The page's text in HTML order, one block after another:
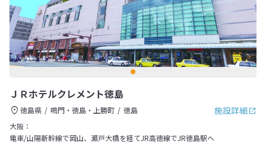
ＪＲホテルクレメント徳島
施設詳細
徳島県 鳴門・徳島・上勝町
徳島
大阪：
電車/山陽新幹線で岡山、瀬戸大橋を経てJR高徳線でJR徳島駅へ